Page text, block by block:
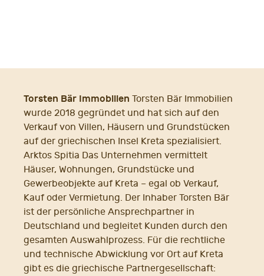
Torsten Bär Immobilien Torsten Bär Immobilien
wurde 2018 gegründet und hat sich auf den
Verkauf von Villen, Häusern und Grundstücken
auf der griechischen Insel Kreta spezialisiert.
Arktos Spitia Das Unternehmen vermittelt
Häuser, Wohnungen, Grundstücke und
Gewerbeobjekte auf Kreta – egal ob Verkauf,
Kauf oder Vermietung. Der Inhaber Torsten Bär
ist der persönliche Ansprechpartner in
Deutschland und begleitet Kunden durch den
gesamten Auswahlprozess. Für die rechtliche
und technische Abwicklung vor Ort auf Kreta
gibt es die griechische Partnergesellschaft: